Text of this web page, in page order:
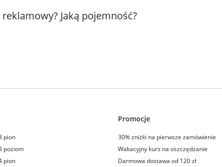
Jaką pojemność?
pion
poziom
pion
Promocje
30% zniżki na pierwsze zamówienie
Wakacyjny kurs na oszczędzanie
Darmowa dostawa od 120 zł